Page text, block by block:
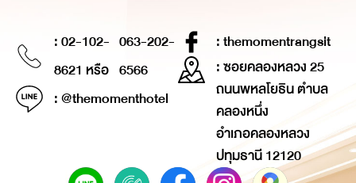
: 02-102-
8621 หรือ
063-202-
6566
: @themomenthotel
: themomentrangsit
: ซอยคลองหลวง 25
ถนนพหลโยธิน ตำบล
คลองหนึ่ง
อำเภอคลองหลวง
ปทุมธานี 12120